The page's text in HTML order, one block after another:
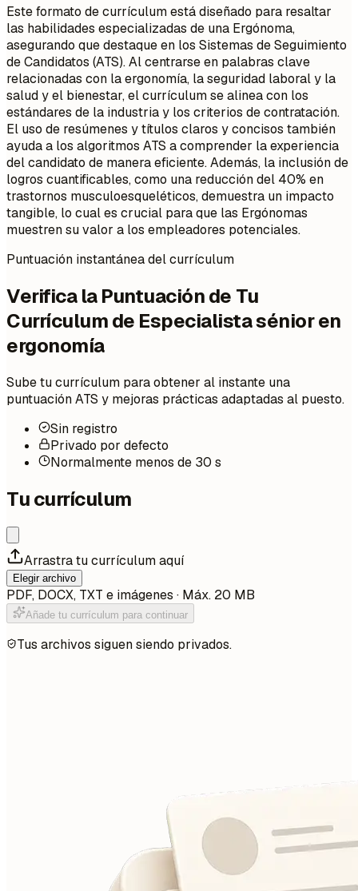
Este formato de currículum está diseñado para resaltar
las habilidades especializadas de una Ergónoma,
asegurando que destaque en los Sistemas de Seguimiento
de Candidatos (ATS). Al centrarse en palabras clave
relacionadas con la ergonomía, la seguridad laboral y la
salud y el bienestar, el currículum se alinea con los
estándares de la industria y los criterios de contratación.
El uso de resúmenes y títulos claros y concisos también
ayuda a los algoritmos ATS a comprender la experiencia
del candidato de manera eficiente. Además, la inclusión de
logros cuantificables, como una reducción del 40% en
trastornos musculoesqueléticos, demuestra un impacto
tangible, lo cual es crucial para que las Ergónomas
muestren su valor a los empleadores potenciales.
Puntuación instantánea del currículum
Verifica la Puntuación de Tu
Currículum de Especialista sénior en
ergonomía
Sube tu currículum para obtener al instante una
puntuación ATS y mejoras prácticas adaptadas al puesto.
Sin registro
Privado por defecto
Normalmente menos de 30 s
Tu currículum
Arrastra tu currículum aquí
Elegir archivo
PDF, DOCX, TXT e imágenes · Máx. 20 MB
Añade tu currículum para continuar
Tus archivos siguen siendo privados.